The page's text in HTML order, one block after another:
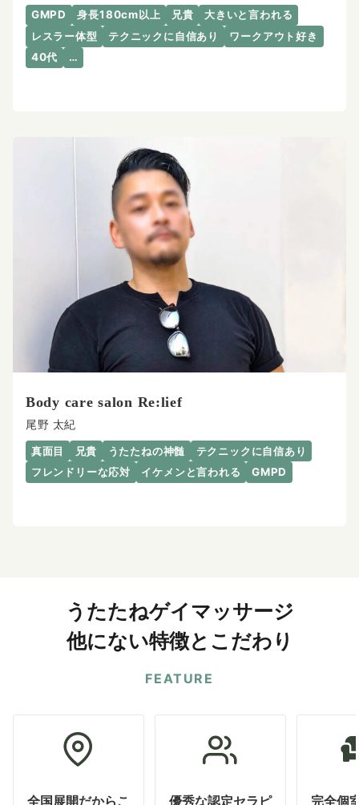
GMPD 身長180cm以上 兄貴
大きいと言われる
レスラー体型
テクニックに自信あり
ワークアウト好き
40代
…
Body care salon Re:lief
尾野 太紀
真面目 兄貴 うたたねの神髄
テクニックに自信あり
フレンドリーな応対
イケメンと言われる GMPD
うたたねゲイマッサージ
他にない特徴とこだわり
FEATURE
全国展開だからこ 優秀な認定セラピ 完全個